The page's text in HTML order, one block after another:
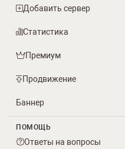
Добавить сервер
Статистика
Премиум
Продвижение
Баннер
ПОМОЩЬ
Ответы на вопросы